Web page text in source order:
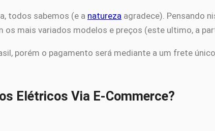
todos sabemos (e a natureza agradece). Pensando
os mais variados modelos e preços (este ultimo, a
porém o pagamento será mediante a um frete
Elétricos Via E-Commerce?